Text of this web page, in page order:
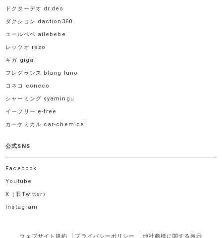
ドクターデオ dr.deo
ダクション daction360
エールベベ ailebebe
レッツオ razo
ギガ giga
フレグランス blang luno
コネコ coneco
シャーミング syamingu
イーフリー e-free
カーケミカル car-chemical
公式SNS
Facebook
Youtube
X（旧Twitter）
Instagram
ウェブサイト規約 プライバシーポリシー 他社商標に関する表示